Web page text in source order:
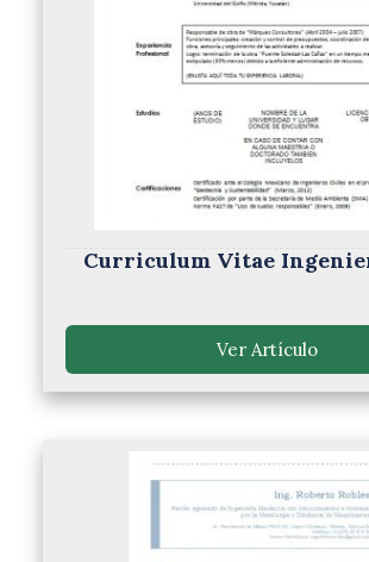
Curriculum Vitae
Ver Artículo